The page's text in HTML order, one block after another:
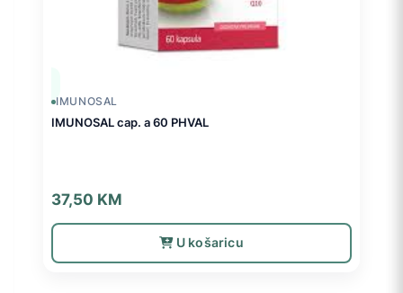
IMUNOSAL
IMUNOSAL cap. a 60 PHVAL
37,50 KM
U košaricu